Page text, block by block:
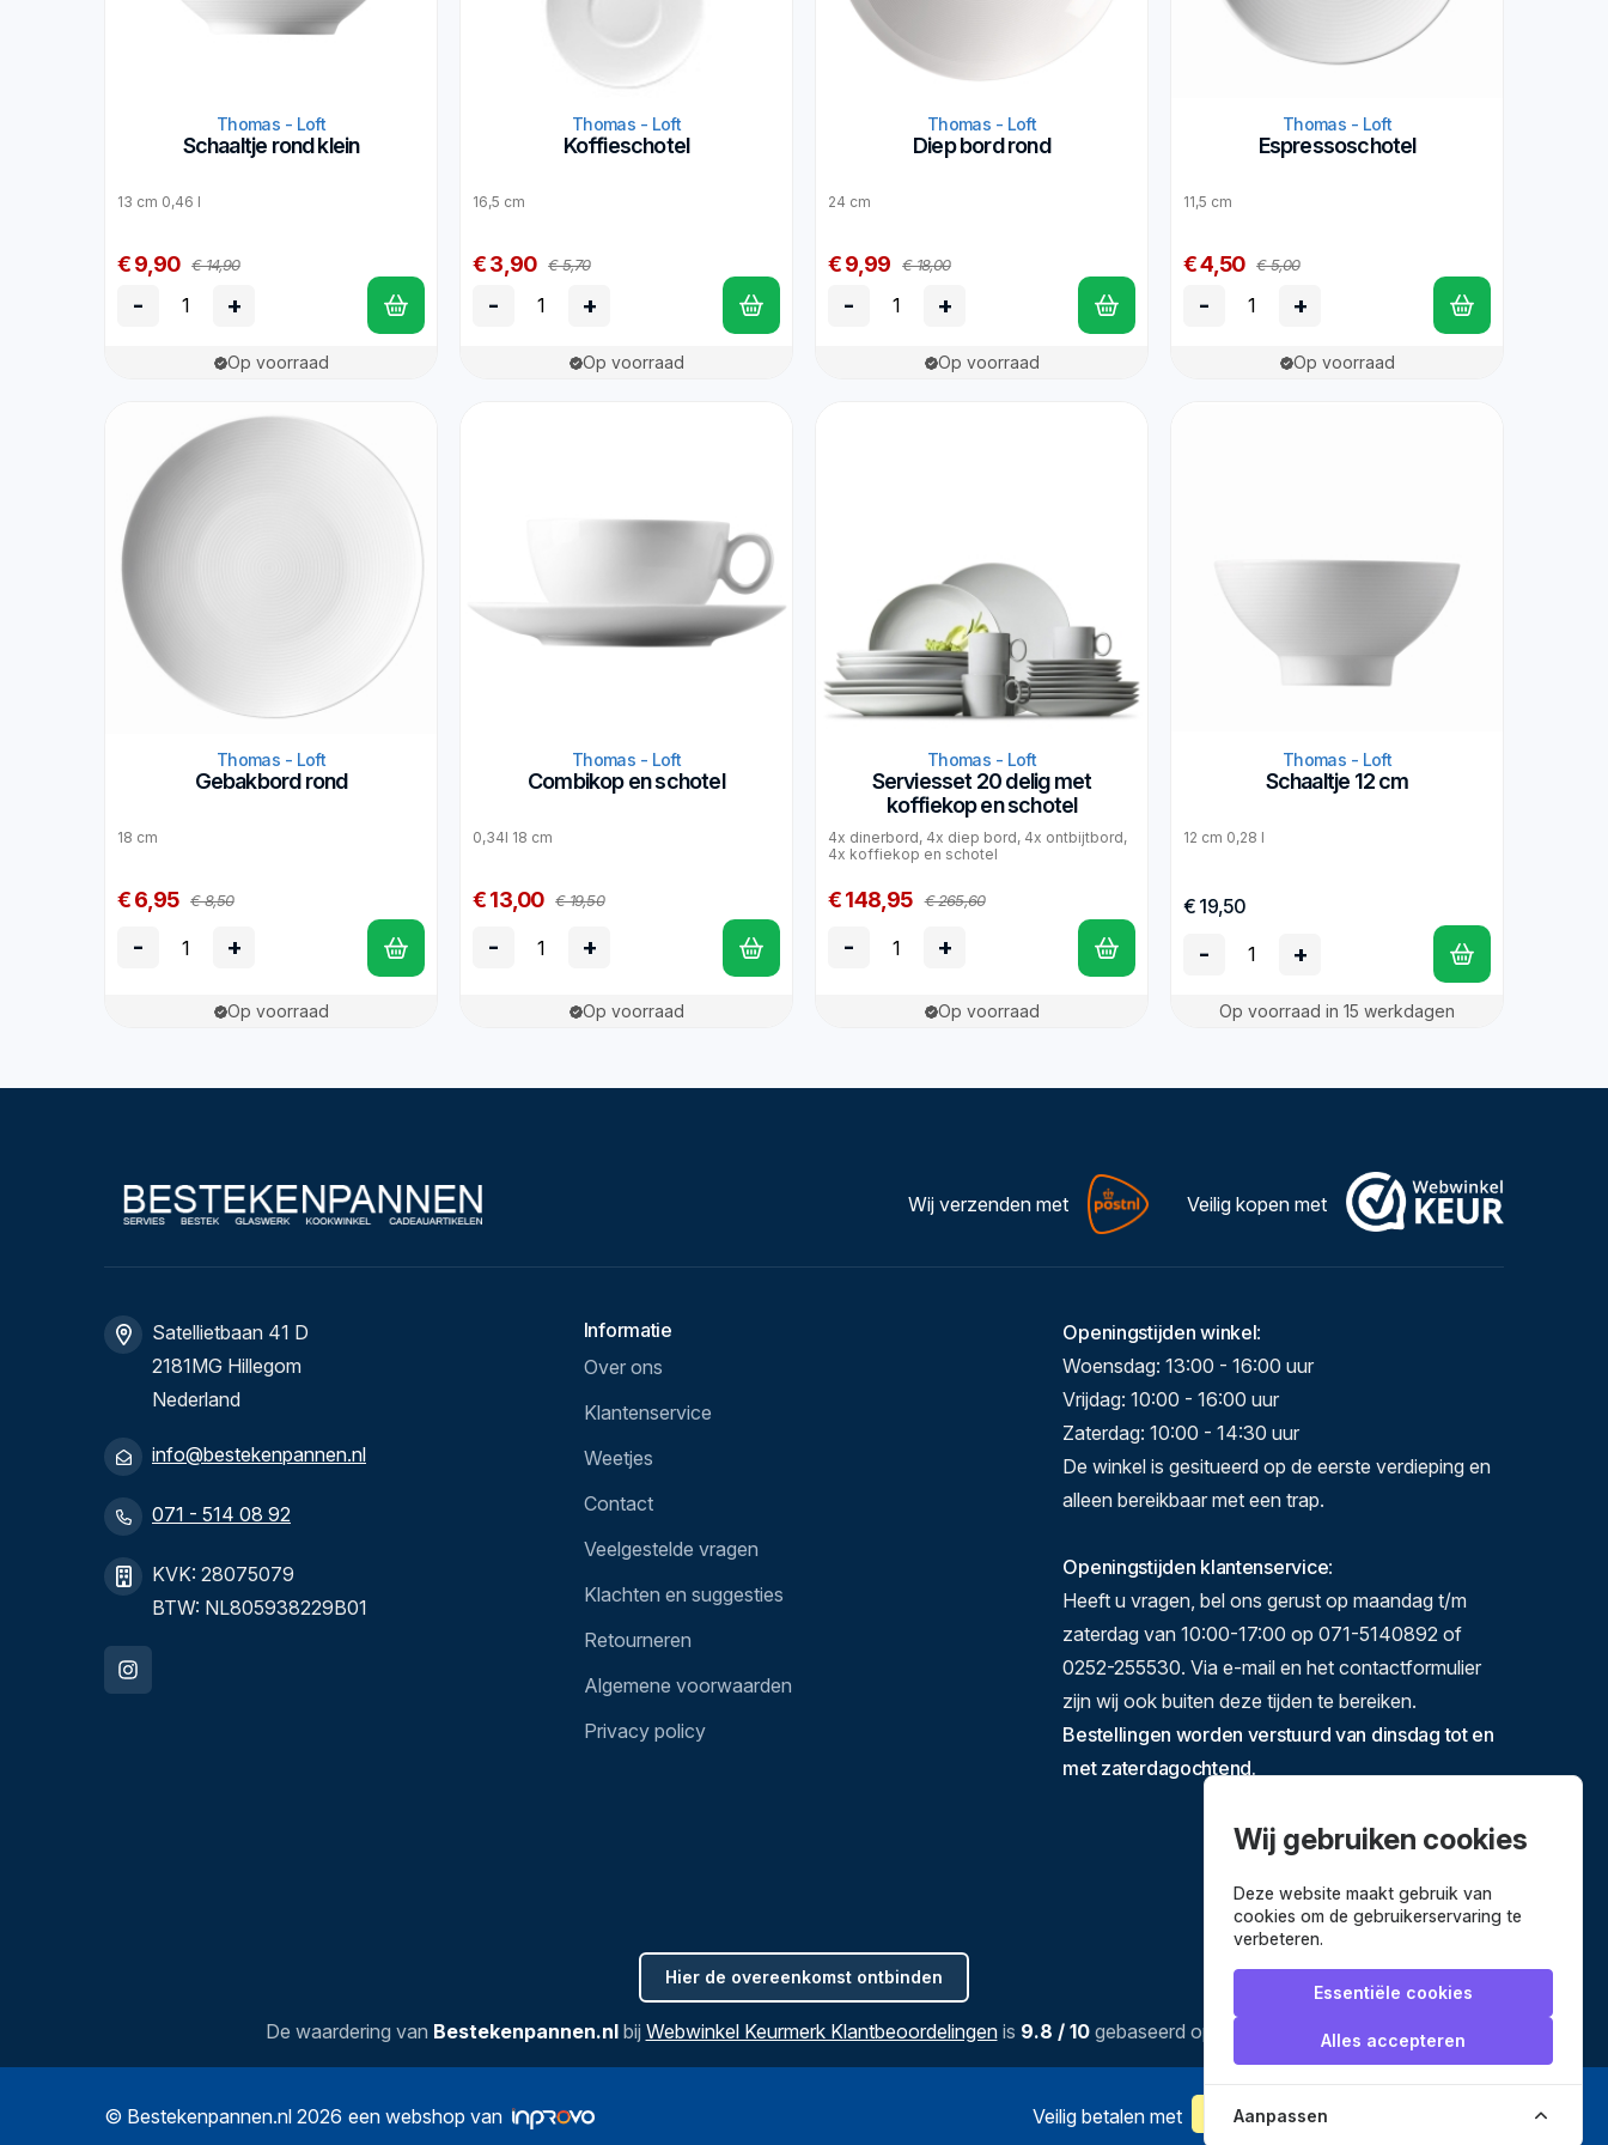
Thomas - Loft
Schaaltje rond klein
13 cm 0,46 l
€ 9,90 € 14,90
- +
Op voorraad
Thomas - Loft
Koffieschotel
16,5 cm
€ 3,90 € 5,70
- +
Op voorraad
Thomas - Loft
Diep bord rond
24 cm
€ 9,99 € 18,00
- +
Op voorraad
Thomas - Loft
Espressoschotel
11,5 cm
€ 4,50 € 5,00
- +
Op voorraad
Thomas - Loft
Gebakbord rond
18 cm
€ 6,95 € 8,50
- +
Op voorraad
Thomas - Loft
Combikop en schotel
0,34l 18 cm
€ 13,00 € 19,50
- +
Op voorraad
Thomas - Loft
Serviesset 20 delig met
koffiekop en schotel
4x dinerbord, 4x diep bord, 4x ontbijtbord,
4x koffiekop en schotel
€ 148,95 € 265,60
- +
Op voorraad
Thomas - Loft
Schaaltje 12 cm
12 cm 0,28 l
€ 19,50
- +
Op voorraad in 15 werkdagen
Wij verzenden met Veilig kopen met
Satellietbaan 41 D
2181MG Hillegom
Nederland
info@bestekenpannen.nl
071 - 514 08 92
KVK: 28075079
BTW: NL805938229B01
Informatie
Over ons
Klantenservice
Weetjes
Contact
Veelgestelde vragen
Klachten en suggesties
Retourneren
Algemene voorwaarden
Privacy policy
Openingstijden winkel:
Woensdag: 13:00 - 16:00 uur
Vrijdag: 10:00 - 16:00 uur
Zaterdag: 10:00 - 14:30 uur
De winkel is gesitueerd op de eerste verdieping en
alleen bereikbaar met een trap.
Openingstijden klantenservice:
Heeft u vragen, bel ons gerust op maandag t/m
zaterdag van 10:00-17:00 op 071-5140892 of
0252-255530. Via e-mail en het contactformulier
zijn wij ook buiten deze tijden te bereiken.
Bestellingen worden verstuurd van dinsdag tot en
met zaterdagochtend.
Hier de overeenkomst ontbinden
De waardering van Bestekenpannen.nlbij Webwinkel Keurmerk Klantbeoordelingenis 9.8 / 10 gebaseerd op reviews.
© Bestekenpannen.nl 2026 een webshop van Veilig betalen met
Wij gebruiken cookies
Deze website maakt gebruik van
cookies om de gebruikerservaring te
verbeteren.
Essentiële cookies
Alles accepteren
Aanpassen